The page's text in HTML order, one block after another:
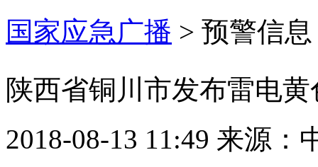
国家应急广播 > 预警信息
陕西省铜川市发布雷电
2018-08-13 11:49 来源：